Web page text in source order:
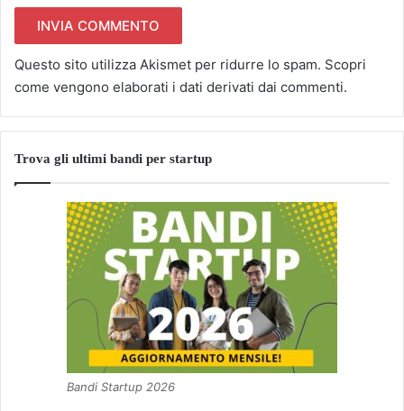
Questo sito utilizza Akismet per ridurre lo spam. Scopri
come vengono elaborati i dati derivati dai commenti.
Trova gli ultimi bandi per startup
Bandi Startup 2026